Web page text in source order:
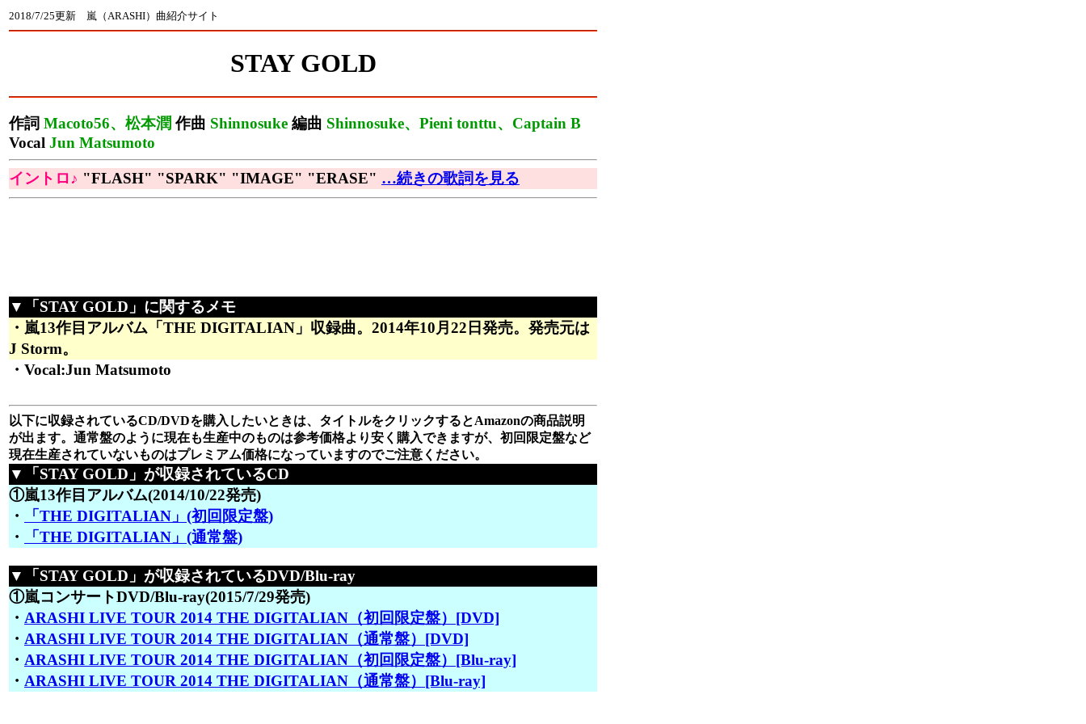
2018/7/25更新 嵐（ARASHI）曲紹介サイト
STAY GOLD
作詞 Macoto56、松本潤 作曲 Shinnosuke 編曲 Shinnosuke、Pieni tonttu、Captain B
Vocal Jun Matsumoto
イントロ♪ "FLASH" "SPARK" "IMAGE" "ERASE" …続きの歌詞を見る
▼「STAY GOLD」に関するメモ
・嵐13作目アルバム「THE DIGITALIAN」収録曲。2014年10月22日発売。発売元は
J Storm。
・Vocal:Jun Matsumoto
以下に収録されているCD/DVDを購入したいときは、タイトルをクリックするとAmazonの商品説明
が出ます。通常盤のように現在も生産中のものは参考価格より安く購入できますが、初回限定盤など
現在生産されていないものはプレミアム価格になっていますのでご注意ください。
▼「STAY GOLD」が収録されているCD
①嵐13作目アルバム(2014/10/22発売)
・
「THE DIGITALIAN」(初回限定盤)
・
「THE DIGITALIAN」(通常盤)
▼「STAY GOLD」が収録されているDVD/Blu-ray
①嵐コンサートDVD/Blu-ray(2015/7/29発売)
・ ARASHI LIVE TOUR 2014 THE DIGITALIAN（初回限定盤）[DVD]
・ ARASHI LIVE TOUR 2014 THE DIGITALIAN（通常盤）[DVD]
・ ARASHI LIVE TOUR 2014 THE DIGITALIAN（初回限定盤）[Blu-ray]
・ ARASHI LIVE TOUR 2014 THE DIGITALIAN（通常盤）[Blu-ray]